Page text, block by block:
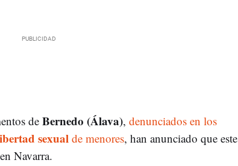
deBernedo (Álava), denunciados en los
sexual de menores, han anunciado que este
Navarra.